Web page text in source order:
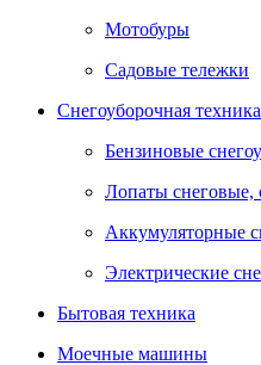
Мотобуры
Садовые тележки
Снегоуборочная
Бензиновые
Лопаты снеговые,
Аккумуляторные
Электрические
Бытовая техника
Моечные машины